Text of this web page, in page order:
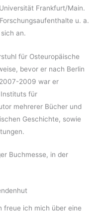
Frankfurt/Main.
u. a.
an.
für Osteuropäische
bevor er nach Berlin
2009 war er
Instituts für
mehrerer Bücher und
Geschichte, sowie
Buchmesse, in der
freue ich mich über eine